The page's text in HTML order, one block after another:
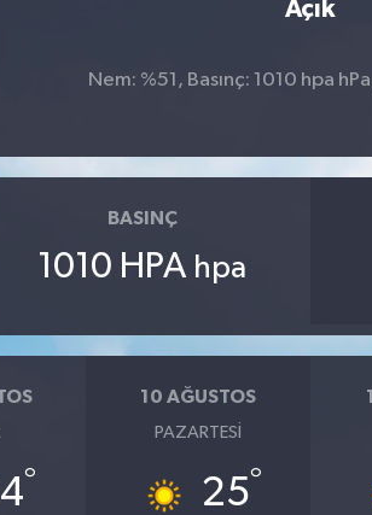
Açık
Nem: %51, Basınç: 1010 hpa
BASINÇ
1010 HPA hpa
°
10 AĞUSTOS
PAZARTESI
25°